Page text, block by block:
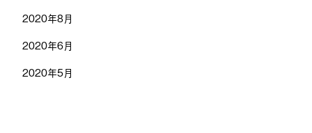
2020年8月
2020年6月
2020年5月